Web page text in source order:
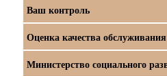
Ваш контроль
Оценка качества
Министерство социального